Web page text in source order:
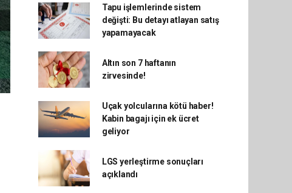
Tapu işlemlerinde sistem
değişti: Bu detayı atlayan satış
yapamayacak
Altın son 7 haftanın
zirvesinde!
Uçak yolcularına kötü haber!
Kabin bagajı için ek ücret
geliyor
LGS yerleştirme sonuçları
açıklandı